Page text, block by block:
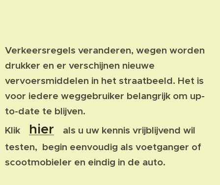
Verkeersregels veranderen, wegen worden
drukker en er verschijnen nieuwe
vervoersmiddelen in het straatbeeld. Het is
voor iedere weggebruiker belangrijk om up-
to-date te blijven.
Klik
hier
als u uw kennis vrijblijvend wil
testen, begin eenvoudig als voetganger of
scootmobieler en eindig in de auto.